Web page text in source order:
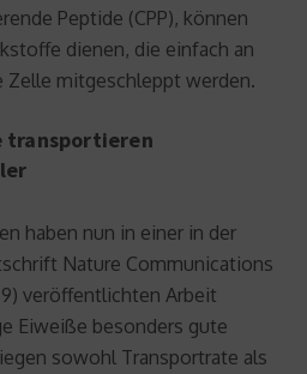
Peptide (CPP), können
dienen, die einfach an
Zelle mitgeschleppt werden.
transportieren
haben nun in einer in der
Nature Communications
veröffentlichten Arbeit
Eiweiße besonders gute
sowohl Transportrate als